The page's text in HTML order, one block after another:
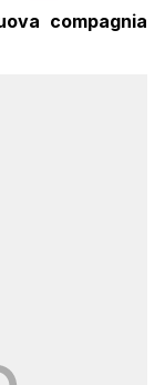
compagnia